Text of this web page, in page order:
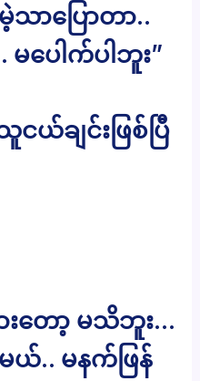
သာပြောတာ..
ပေါက်ပါဘူး”
ယ်ချင်းဖြစ်ပြီ
တော့ မသိဘူး…
ယ်.. မနက်ဖြန်